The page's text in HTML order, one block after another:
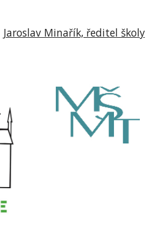
Jaroslav Minařík, ředitel školy